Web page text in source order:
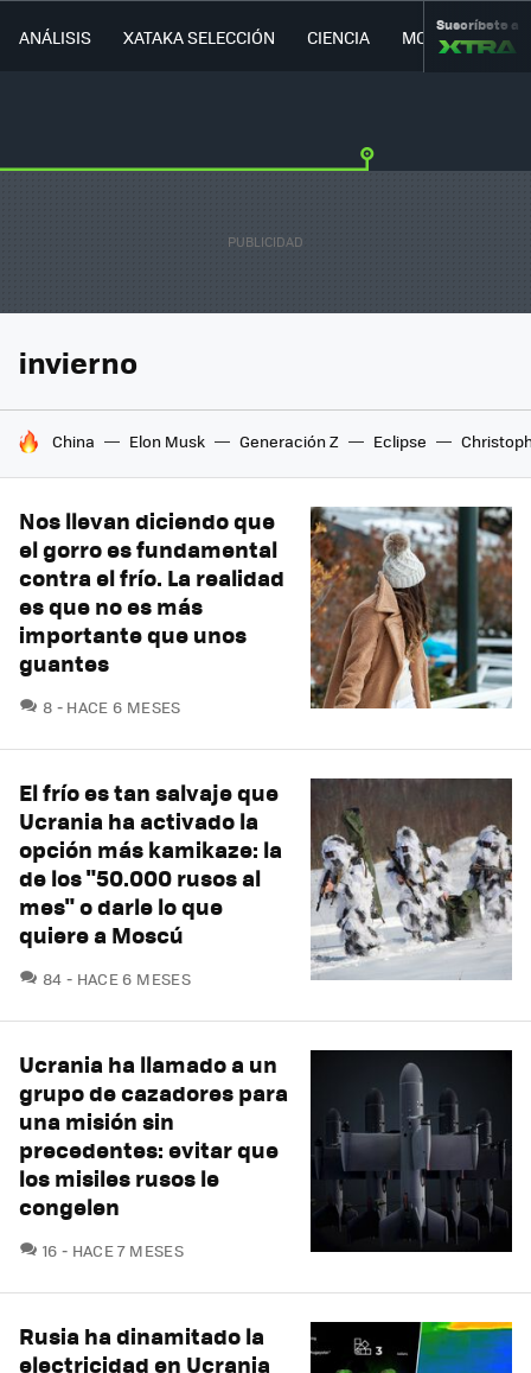
ANÁLISIS XATAKA SELECCIÓN CIENCIA MOVILIDAD
Suscríbete a
invierno
HOY SE HABLA DE
China Elon Musk Generación Z Eclipse
Nos llevan diciendo que
el gorro es fundamental
contra el frío. La realidad
es que no es más
importante que unos
guantes
8 COMENTARIOS
HACE 6 MESES
El frío es tan salvaje que
Ucrania ha activado la
opción más kamikaze: la
de los "50.000 rusos al
mes" o darle lo que
quiere a Moscú
84 COMENTARIOS
HACE 6 MESES
Ucrania ha llamado a un
grupo de cazadores para
una misión sin
precedentes: evitar que
los misiles rusos le
congelen
16 COMENTARIOS
HACE 7 MESES
Rusia ha dinamitado la
electricidad en Ucrania